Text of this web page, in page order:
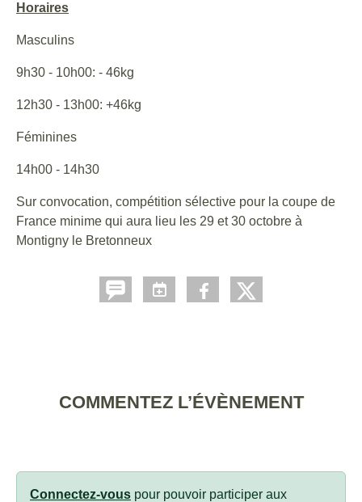
Horaires
Masculins
9h30 - 10h00: - 46kg
12h30 - 13h00: +46kg
Féminines
14h00 - 14h30
Sur convocation, compétition sélective pour la coupe de
France minime qui aura lieu les 29 et 30 octobre à
Montigny le Bretonneux
COMMENTEZ L’ÉVÈNEMENT
Connectez-vous pour pouvoir participer aux